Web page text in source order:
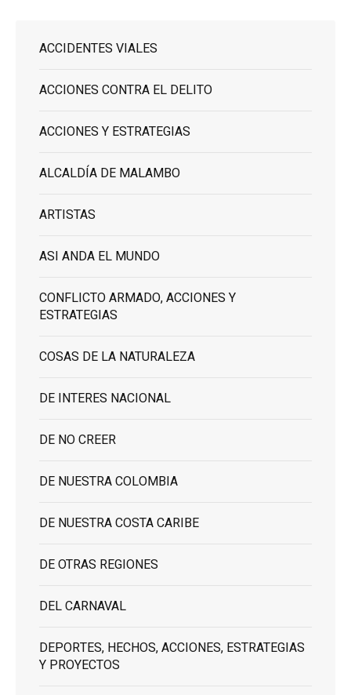
ACCIDENTES VIALES
ACCIONES CONTRA EL DELITO
ACCIONES Y ESTRATEGIAS
ALCALDÍA DE MALAMBO
ARTISTAS
ASI ANDA EL MUNDO
CONFLICTO ARMADO, ACCIONES Y
ESTRATEGIAS
COSAS DE LA NATURALEZA
DE INTERES NACIONAL
DE NO CREER
DE NUESTRA COLOMBIA
DE NUESTRA COSTA CARIBE
DE OTRAS REGIONES
DEL CARNAVAL
DEPORTES, HECHOS, ACCIONES, ESTRATEGIAS
Y PROYECTOS